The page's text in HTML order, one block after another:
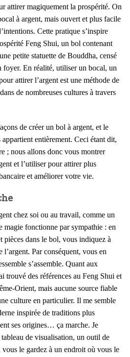
attirer magiquement la prospérité. On
à argent, mais ouvert et plus facile
Cette pratique s’inspire
Feng Shui, un bol contenant
petite statuette de Bouddha, censé
foyer. En réalité, utiliser un bocal, un
attirer l’argent est une méthode de
de nombreuses cultures à travers
de créer un bol à argent, et le
entièrement. Ceci étant dit,
; nous allons donc vous montrer
et l’utiliser pour attirer plus
et améliorer votre vie.
chez soi ou au travail, comme un
magie fonctionne par sympathie : en
pièces dans le bol, vous indiquez à
Par conséquent, vous en
s’assemble. Quant aux
trouvé des références au Feng Shui et
Orient, mais aucune source fiable
culture en particulier. Il me semble
inspirée de traditions plus
ses origines… ça marche. Je
de visualisation, un outil de
le gardez à un endroit où vous le